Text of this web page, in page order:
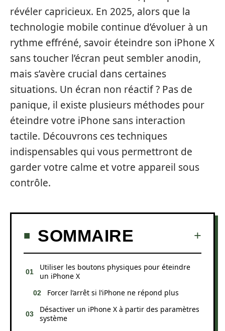
révéler capricieux. En 2025, alors que la
technologie mobile continue d’évoluer à un
rythme effréné, savoir éteindre son iPhone X
sans toucher l’écran peut sembler anodin,
mais s’avère crucial dans certaines
situations. Un écran non réactif ? Pas de
panique, il existe plusieurs méthodes pour
éteindre votre iPhone sans interaction
tactile. Découvrons ces techniques
indispensables qui vous permettront de
garder votre calme et votre appareil sous
contrôle.
SOMMAIRE
Utiliser les boutons physiques pour éteindre
un iPhone X
Forcer l’arrêt si l’iPhone ne répond plus
Désactiver un iPhone X à partir des paramètres
système